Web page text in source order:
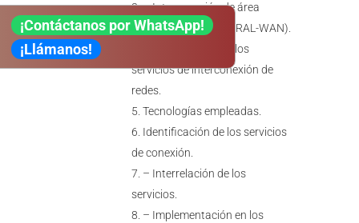
– Interconexión de área
extensa (RAL-MAN o RAL-WAN).
Características de los
servicios de interconexión de
redes.
Tecnologías empleadas.
Identificación de los servicios
de conexión.
– Interrelación de los
servicios.
– Implementación en los
¡Contáctanos por WhatsApp!
¡Llámanos!